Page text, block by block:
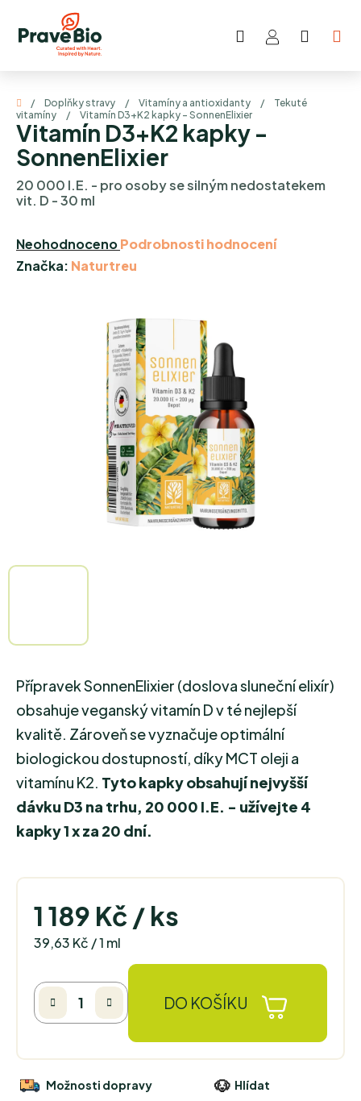
obsah
Hledat
Domů
/ Doplňky stravy / Vitamíny a antioxidanty /
Tekuté
vitamíny
/ Vitamín D3+K2 kapky - SonnenElixier
Přípravek SonnenElixier (doslova sluneční elixír)
obsahuje veganský vitamín D v té nejlepší
kvalitě. Zároveň se vyznačuje optimální
biologickou dostupností, díky MCT oleji a
vitamínu K2. Tyto kapky obsahují nejvyšší
dávku D3 na trhu, 20 000 I.E. - užívejte 4
kapky 1 x za 20 dní.
1 189 Kč / ks
Měrná cena:
39,63 Kč / 1 ml
DO KOŠÍKU
Hlídat
Možnosti dopravy
Vitamín D3+K2 kapky -
SonnenElixier
20 000 I.E. - pro osoby se silným nedostatekem
vit. D - 30 ml
Průměrné
hodnocení
NeohodnocenoPodrobnosti hodnocení
Značka: Naturtreu